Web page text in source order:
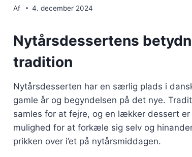
Af 4. december 2024
Nytårsdessertens
tradition
Nytårsdesserten har en særlig plads i
gamle år og begyndelsen på det nye.
samles for at fejre, og en lækker dessert
mulighed for at forkæle sig selv og
prikken over i’et på nytårsmiddagen.